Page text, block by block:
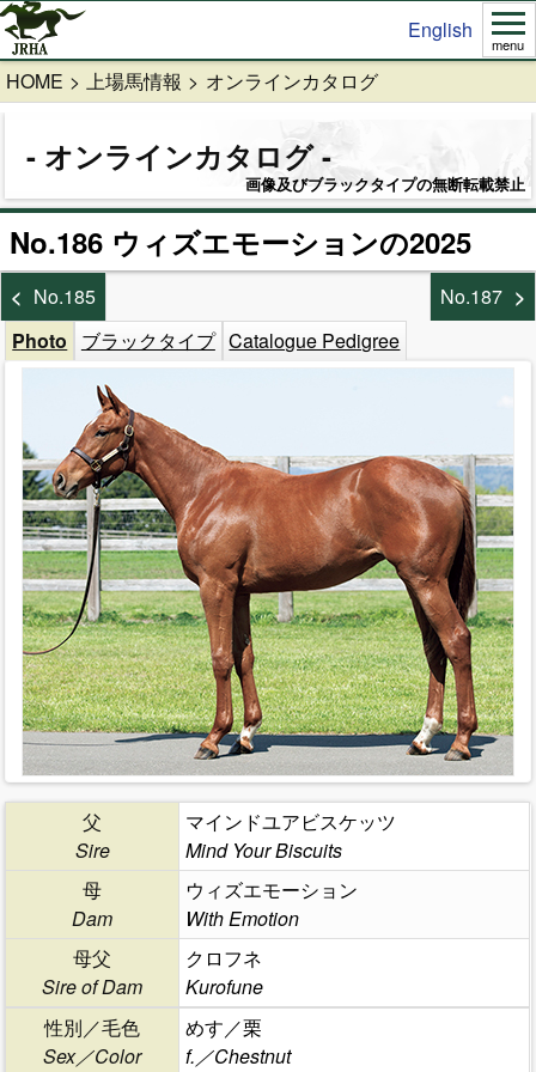
English
menu
HOME 上場馬情報 オンラインカタログ
オンラインカタログ
画像及びブラックタイプの無断転載禁止
No.186 ウィズエモーションの2025
No.185
No.187
Photo
ブラックタイプ Catalogue Pedigree
父
Sire
マインドユアビスケッツ
Mind Your Biscuits
母
Dam
ウィズエモーション
With Emotion
母父
Sire of Dam
クロフネ
Kurofune
性別／毛色
Sex／Color
めす／栗
f.／Chestnut